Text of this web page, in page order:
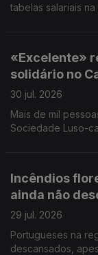
tabelas salariais
«Excelente»
solidário no
30 jul. 2026
Mais de mil
Sociedade Luso-
Incêndios
ainda não
29 jul. 2026
Portugueses na
descansados,